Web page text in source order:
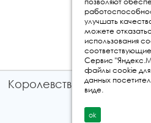
Королевство
улучшать
можете
использования
Сервис
файлы cookie для
данных
виде.
ok